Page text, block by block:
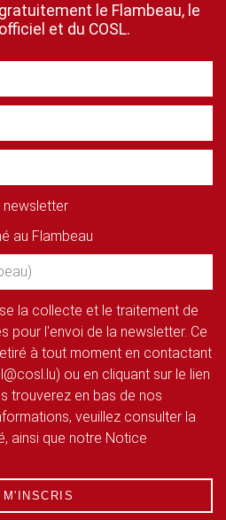
le Flambeau, le
et du COSL.
au Flambeau
la collecte et le traitement de
pour l'envoi de la newsletter. Ce
à tout moment en contactant
ou en cliquant sur le lien
trouverez en bas de nos
veuillez consulter la
ainsi que notre Notice